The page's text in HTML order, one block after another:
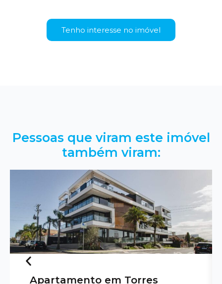
Tenho interesse no imóvel
Pessoas que viram este imóvel
também viram:
Apartamento em Torres